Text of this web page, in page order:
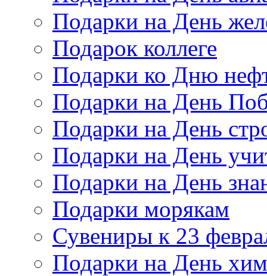
Подарки на День
Подарок коллеге
Подарки ко Дню
Подарки на День
Подарки на День
Подарки на День
Подарки на День
Подарки морякам
Сувениры к 23
Подарки на День